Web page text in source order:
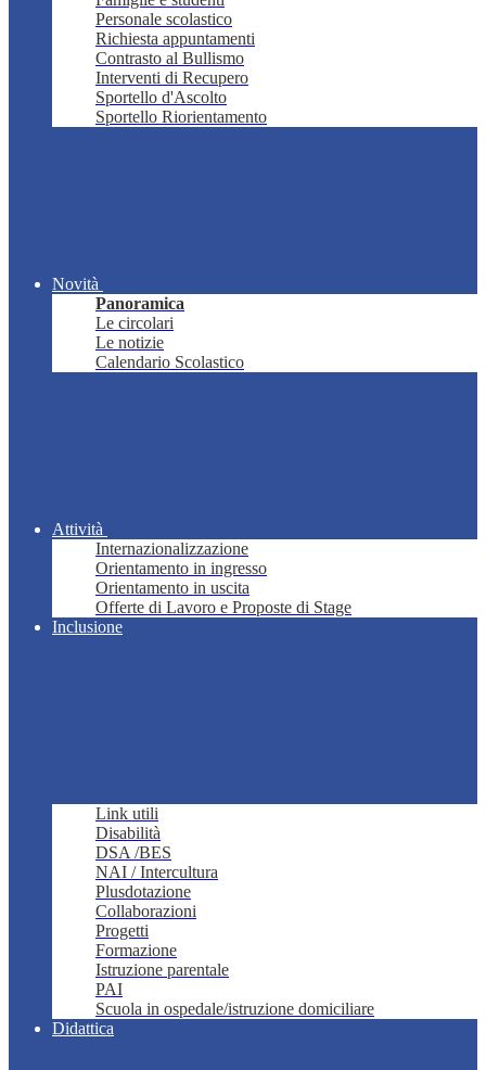
Personale scolastico
Richiesta appuntamenti
Contrasto al Bullismo
Interventi di Recupero
Sportello d'Ascolto
Sportello Riorientamento
Novità
Panoramica
Le circolari
Le notizie
Calendario Scolastico
Attività
Internazionalizzazione
Orientamento in ingresso
Orientamento in uscita
Offerte di Lavoro e Proposte di Stage
Inclusione
Link utili
Disabilità
DSA /BES
NAI / Intercultura
Plusdotazione
Collaborazioni
Progetti
Formazione
Istruzione parentale
PAI
Scuola in ospedale/istruzione domiciliare
Didattica